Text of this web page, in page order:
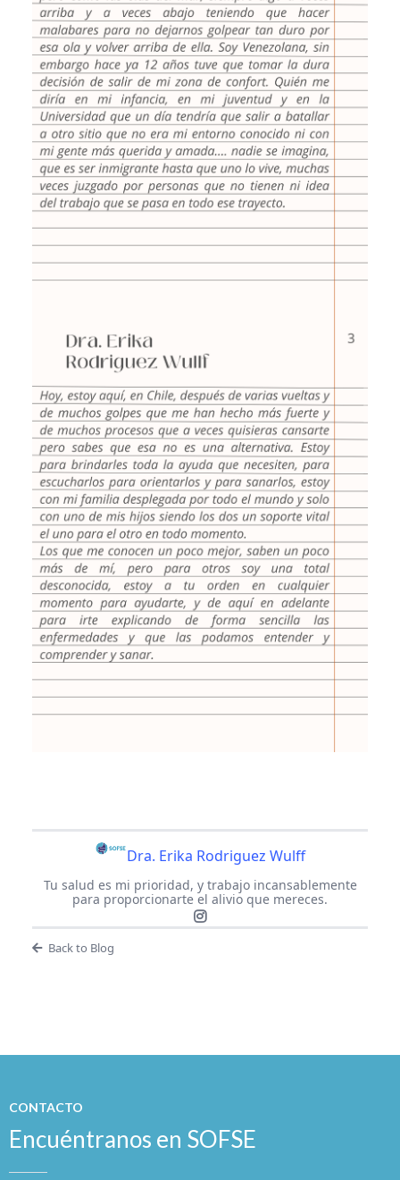
Dra. Erika Rodriguez Wulff
Tu salud es mi prioridad, y trabajo incansablemente
para proporcionarte el alivio que mereces.
Back to Blog
CONTACTO
Encuéntranos en SOFSE